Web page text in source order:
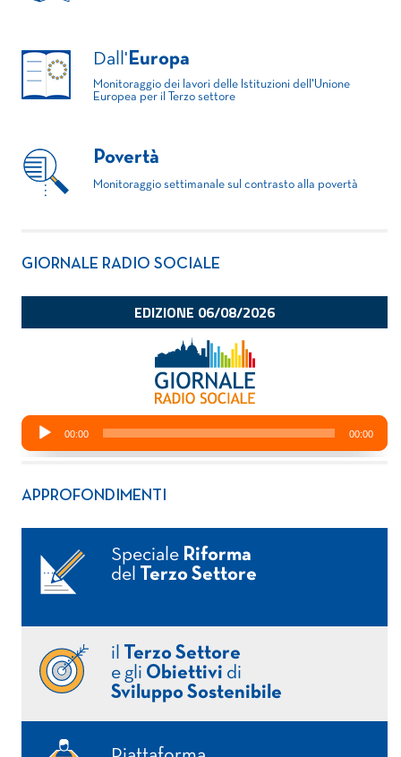
Dall' Europa
Monitoraggio dei lavori delle Istituzioni dell'Unione
Europea per il Terzo settore
Povertà
Monitoraggio settimanale sul contrasto alla povertà
GIORNALE RADIO SOCIALE
APPROFONDIMENTI
Speciale Riforma
del
Terzo Settore
il
Terzo Settore
e gli Obiettivi di
Sviluppo Sostenibile